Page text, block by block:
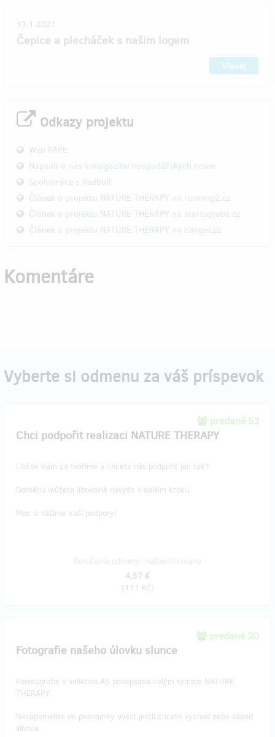
13.1.2021
Čepice a plecháček s našim logem
Viacej
Odkazy projektu
Web PAPE
Napsali o nás v magazínu hospodářských novin
Spolupráce s Redbull
Článek o projektu NATURE THERAPY na running2.cz
Článek o projektu NATURE THERAPY na startupjobs.cz
Článek o projektu NATURE THERAPY na banger.cz
Komentáre
Vyberte si odmenu za váš príspevok
predané 53
Chci podpořit realizaci NATURE THERAPY
Líbí se Vám co tvoříme a chcete nás podpořit jen tak?
Odměnu můžete libovolně navýšit v dalším kroku.
Moc si vážíme Vaší podpory!
4,57 €
(111 Kč)
predané 20
Fotografie našeho úlovku slunce
Fototografie o velikosti A5 podepsaná celým týmem NATURE
THERAPY.
Nezapomeňte do poznámky uvést jestli chcete východ nebo západ
slunce.